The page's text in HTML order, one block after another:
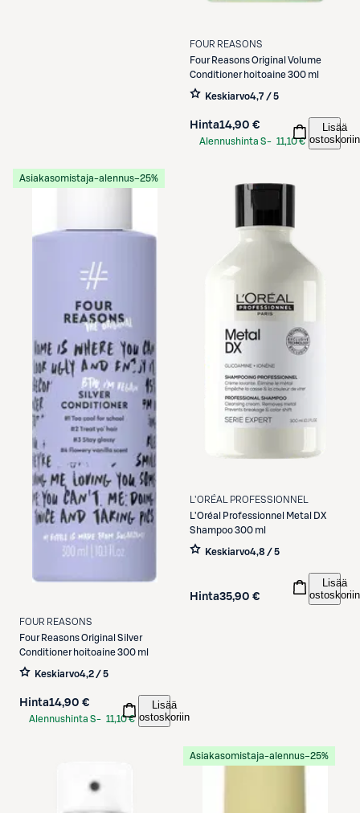
FOUR REASONS
Four ReasonsOriginal Volume
Conditioner hoitoaine 300 ml
Keskiarvo4,7 / 5
Hinta14,90 €
Alennushinta S- 11,10 €
Lisää
ostoskoriin
Asiakasomistaja-alennus−25%
FOUR REASONS
Four ReasonsOriginal Silver
Conditioner hoitoaine 300 ml
Keskiarvo4,2 / 5
Hinta14,90 €
Alennushinta S- 11,10 €
Lisää
ostoskoriin
L'ORÉAL PROFESSIONNEL
L'Oréal Professionnel Metal DX
Shampoo 300 ml
Keskiarvo4,8 / 5
Hinta35,90 €
Lisää
ostoskoriin
Asiakasomistaja-alennus−25%